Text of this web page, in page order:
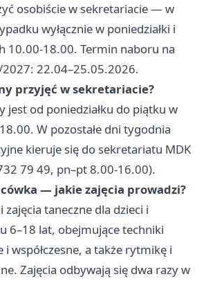
osobiście w sekretariacie — w
wyłącznie w poniedziałki i
10.00-18.00. Termin naboru na
22.04–25.05.2026.
przyjęć w sekretariacie?
jest od poniedziałku do piątku w
W pozostałe dni tygodnia
kieruje się do sekretariatu MDK
79 49, pn–pt 8.00-16.00).
— jakie zajęcia prowadzi?
taneczne dla dzieci i
6–18 lat, obejmujące techniki
i współczesne, a także rytmikę i
Zajęcia odbywają się dwa razy w